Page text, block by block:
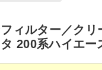
ィルター／クリ
200系ハイエー